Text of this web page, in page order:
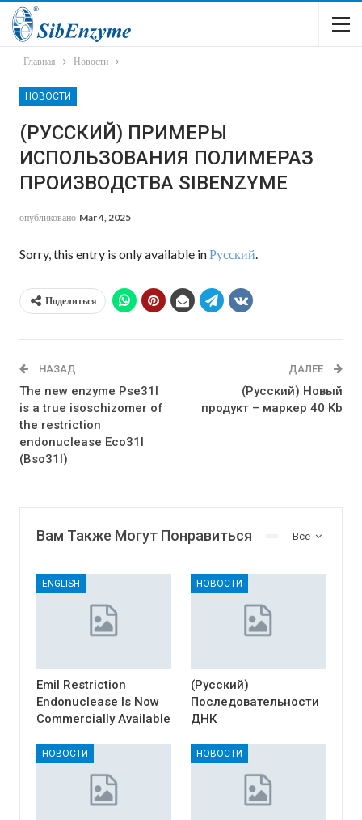
Главная Новости
НОВОСТИ
(РУССКИЙ) ПРИМЕРЫ
ИСПОЛЬЗОВАНИЯ ПОЛИМЕРАЗ
ПРОИЗВОДСТВА SIBENZYME
опубликовано Mar 4, 2025
Sorry, this entry is only available inРусский.
Поделиться
НАЗАД
The new enzyme Pse31I
is a true isoschizomer of
the restriction
endonuclease Eco31I
(Bso31I)
ДАЛЕЕ
(Русский) Новый
продукт – маркер 40 Kb
Все
Вам Также Могут Понравиться
ENGLISH
EmiI Restriction
Endonuclease Is Now
Commercially Available
НОВОСТИ
(Русский)
Последовательности
ДНК
НОВОСТИ НОВОСТИ